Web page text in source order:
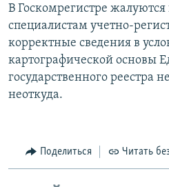
В Госкомрегистре жалуются
специалистам учетно-
корректные сведения в
картографической основы
государственного реестра
неоткуда.
Поделиться Читать